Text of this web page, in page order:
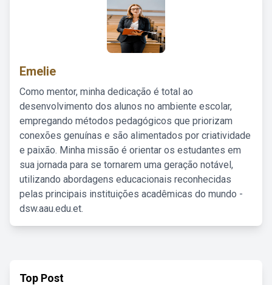
Emelie
Como mentor, minha dedicação é total ao
desenvolvimento dos alunos no ambiente escolar,
empregando métodos pedagógicos que priorizam
conexões genuínas e são alimentados por criatividade
e paixão. Minha missão é orientar os estudantes em
sua jornada para se tornarem uma geração notável,
utilizando abordagens educacionais reconhecidas
pelas principais instituições acadêmicas do mundo -
dsw.aau.edu.et.
Top Post